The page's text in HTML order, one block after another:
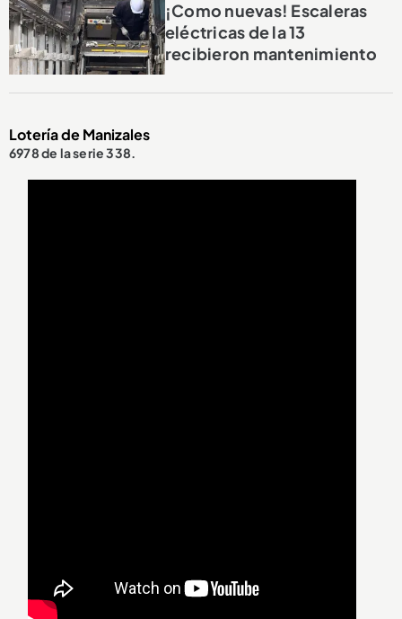
¡Como nuevas! Escaleras
eléctricas de la 13
recibieron mantenimiento
Lotería de Manizales
6978 de la serie 338.